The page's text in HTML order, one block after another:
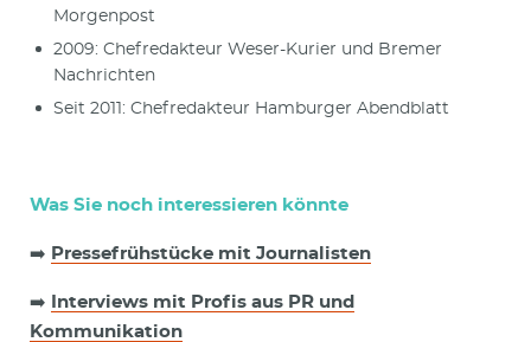
Morgenpost
2009: Chefredakteur Weser-Kurier und Bremer
Nachrichten
Seit 2011: Chefredakteur Hamburger Abendblatt
Was Sie noch interessieren könnte
➡️ Pressefrühstücke mit Journalisten
➡️
Interviews mit Profis aus PR und
Kommunikation